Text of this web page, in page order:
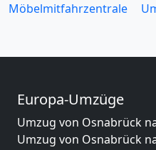
Möbelmitfahrzentrale
Europa-Umzüge
Umzug von Osnabrück
Umzug von Osnabrück